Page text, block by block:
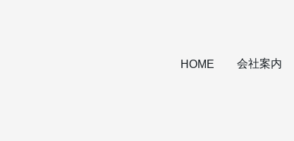
HOME 会社案内